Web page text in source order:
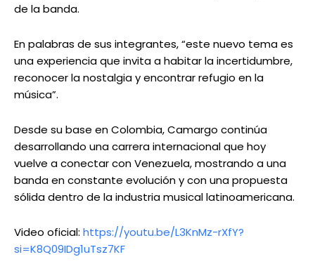
de la banda.
En palabras de sus integrantes, “este nuevo tema es
una experiencia que invita a habitar la incertidumbre,
reconocer la nostalgia y encontrar refugio en la
música”.
Desde su base en Colombia, Camargo continúa
desarrollando una carrera internacional que hoy
vuelve a conectar con Venezuela, mostrando a una
banda en constante evolución y con una propuesta
sólida dentro de la industria musical latinoamericana.
Video oficial: https://youtu.be/L3KnMz-rXfY?
si=K8Q09IDg1uTsz7KF